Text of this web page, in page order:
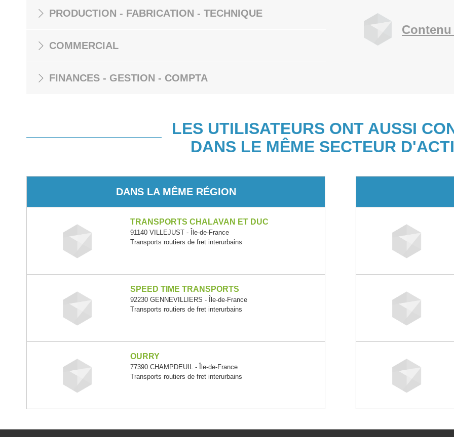
PRODUCTION - FABRICATION - TECHNIQUE
COMMERCIAL
FINANCES - GESTION - COMPTA
LES UTILISATEURS ONT AUSSI
DANS LE MÊME SECTEUR
DANS LA MÊME RÉGION
TRANSPORTS CHALAVAN ET DUC
91140 VILLEJUST - Île-de-France
Transports routiers de fret interurbains
SPEED TIME TRANSPORTS
92230 GENNEVILLIERS - Île-de-France
Transports routiers de fret interurbains
OURRY
77390 CHAMPDEUIL - Île-de-France
Transports routiers de fret interurbains